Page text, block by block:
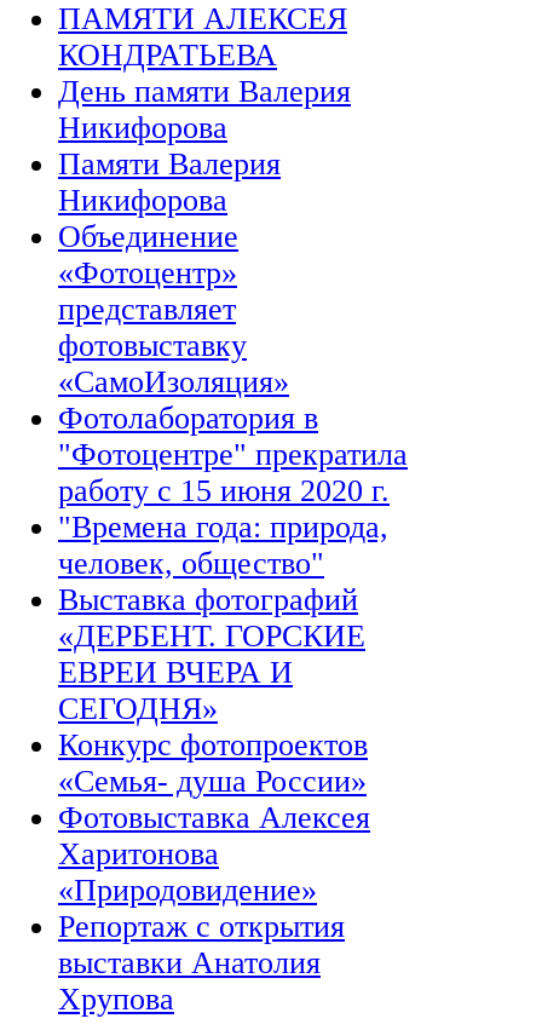
ПАМЯТИ АЛЕКСЕЯ
КОНДРАТЬЕВА
День памяти Валерия
Никифорова
Памяти Валерия
Никифорова
Объединение
«Фотоцентр»
представляет
фотовыставку
«СамоИзоляция»
Фотолаборатория в
"Фотоцентре" прекратила
работу с 15 июня 2020 г.
"Времена года: природа,
человек, общество"
Выставка фотографий
«ДЕРБЕНТ. ГОРСКИЕ
ЕВРЕИ ВЧЕРА И
СЕГОДНЯ»
Конкурс фотопроектов
«Семья- душа России»
Фотовыставка Алексея
Харитонова
«Природовидение»
Репортаж с открытия
выставки Анатолия
Хрупова